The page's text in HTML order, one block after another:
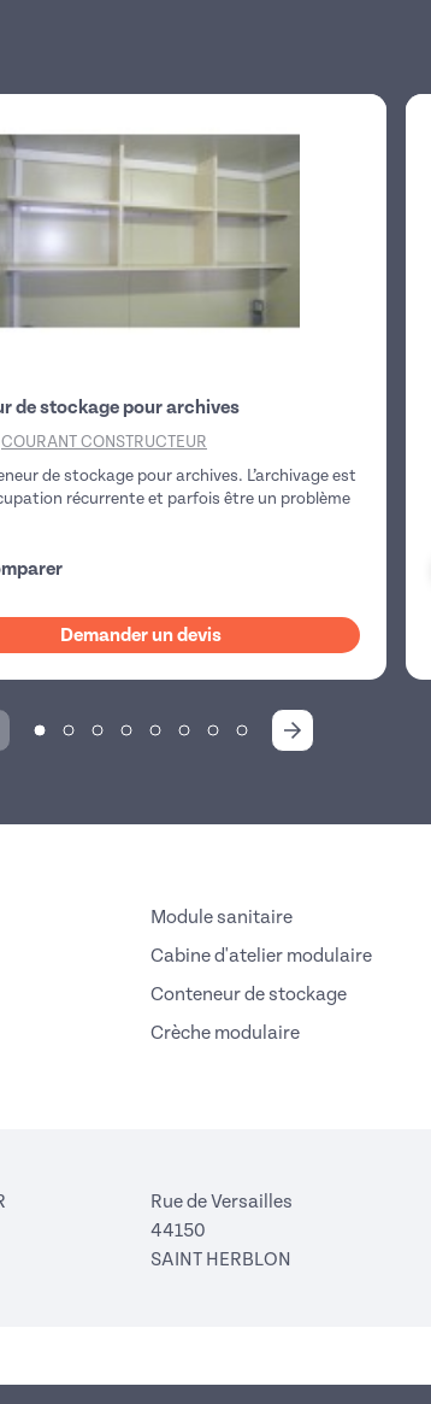
de stockage pour archives
COURANT CONSTRUCTEUR
de stockage pour archives. L’archivage est
récurrente et parfois être un problème
Demander un devis
Module sanitaire
Cabine d'atelier modulaire
Conteneur de stockage
Crèche modulaire
Rue de Versailles
44150
SAINT HERBLON